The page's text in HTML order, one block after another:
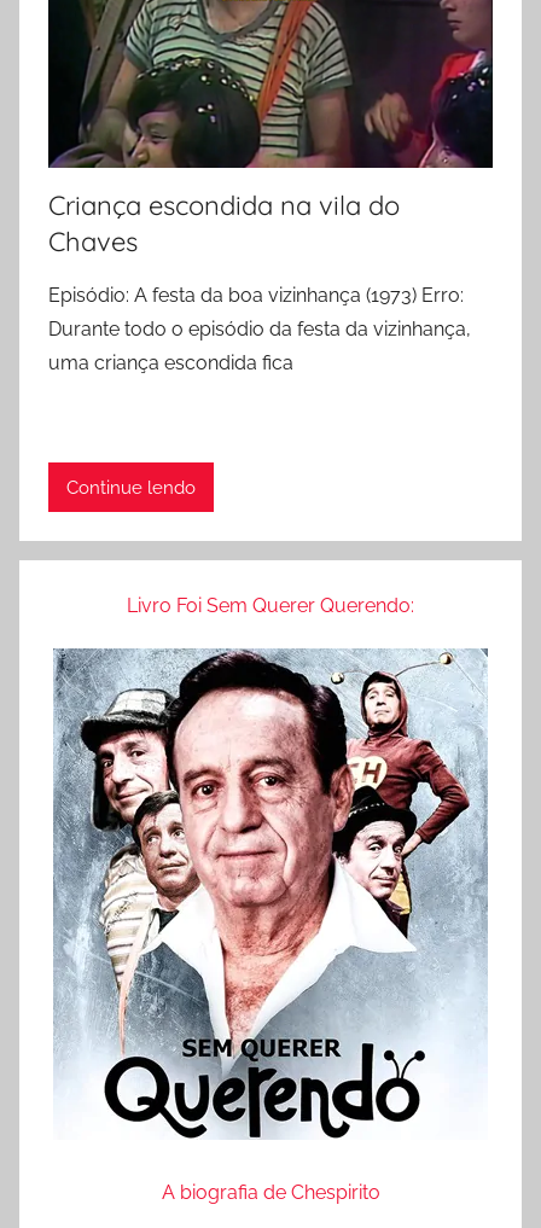
Criança escondida na vila do
Chaves
Episódio: A festa da boa vizinhança (1973) Erro:
Durante todo o episódio da festa da vizinhança,
uma criança escondida fica
Continue lendo
Livro Foi Sem Querer Querendo:
A biografia de Chespirito